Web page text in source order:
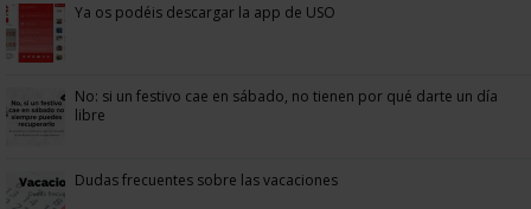
Ya os podéis descargar la app de USO
No: si un festivo cae en sábado, no tienen por qué darte un día
libre
Dudas frecuentes sobre las vacaciones